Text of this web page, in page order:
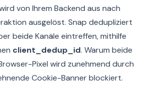
von Ihrem Backend aus nach
ausgelöst. Snap dedupliziert
beide Kanäle eintreffen, mithilfe
client_dedup_id. Warum beide
Pixel wird zunehmend durch
Cookie-Banner blockiert.